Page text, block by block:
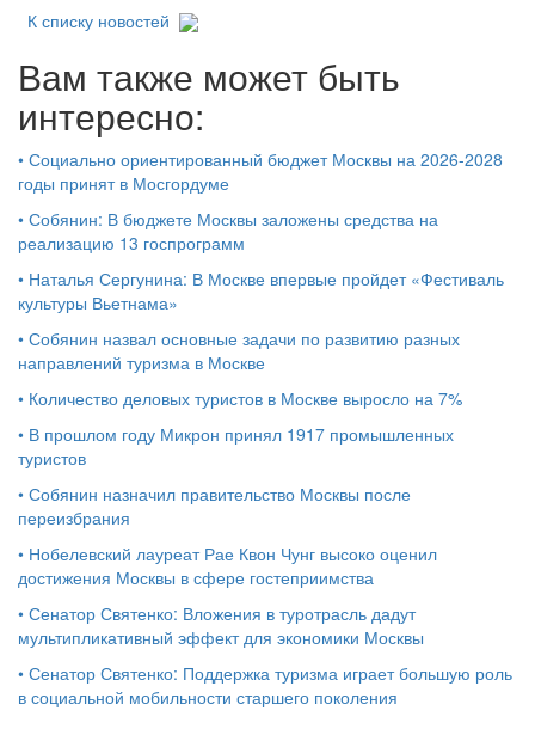
К списку новостей
Вам также может быть
интересно:
• Социально ориентированный бюджет Москвы на 2026-2028
годы принят в Мосгордуме
• Собянин: В бюджете Москвы заложены средства на
реализацию 13 госпрограмм
• Наталья Сергунина: В Москве впервые пройдет «Фестиваль
культуры Вьетнама»
• Собянин назвал основные задачи по развитию разных
направлений туризма в Москве
• Количество деловых туристов в Москве выросло на 7%
• В прошлом году Микрон принял 1917 промышленных
туристов
• Собянин назначил правительство Москвы после
переизбрания
• Нобелевский лауреат Рае Квон Чунг высоко оценил
достижения Москвы в сфере гостеприимства
• Сенатор Святенко: Вложения в туротрасль дадут
мультипликативный эффект для экономики Москвы
• Сенатор Святенко: Поддержка туризма играет большую роль
в социальной мобильности старшего поколения